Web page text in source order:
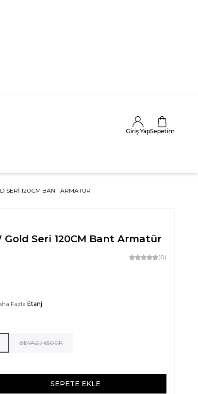
Giriş YapSepetim
SERI 120CM BANT ARMATÜR
Gold Seri 120CM Bant Armatür
(0)
Fazla Etanj
BEYAZ / 6500K
SEPETE EKLE